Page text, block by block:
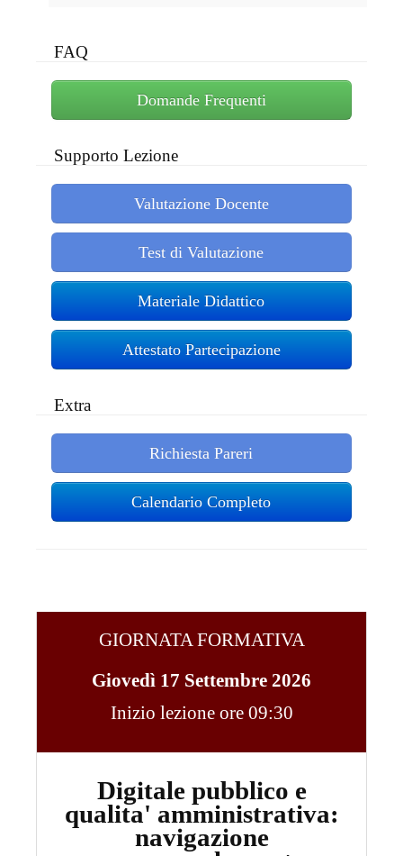
FAQ
Domande Frequenti
Supporto Lezione
Valutazione Docente
Test di Valutazione
Materiale Didattico
Attestato Partecipazione
Extra
Richiesta Pareri
Calendario Completo
GIORNATA FORMATIVA
Giovedì 17 Settembre 2026
Inizio lezione ore 09:30
Digitale pubblico e
qualita' amministrativa:
navigazione